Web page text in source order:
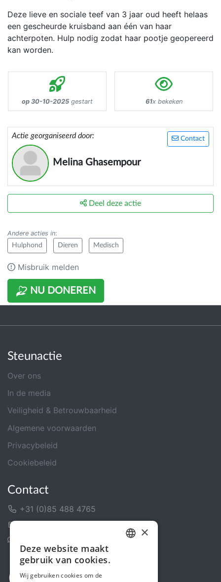
Deze lieve en sociale teef van 3 jaar oud heeft helaas
een gescheurde kruisband aan één van haar
achterpoten. Hulp nodig zodat haar pootje geopereerd
kan worden.
op 30-10-2025 gestart 61x bekeken
Contact
Actie georganiseerd door:
Melina Ghasempour
NU DONEREN
Deel deze actie
Andere acties in:
Hulphond Dieren Medisch
Misbruik melden
Steunactie
Over ons
In de media
Veiligheid & Betrouwbaarheid
Algemene voorwaarden
Privacybeleid
Cookiebeleid
Contact
+31 (0)85 488 4765
×
Deze website maakt
gebruik van cookies.
Wij gebruiken cookies om de